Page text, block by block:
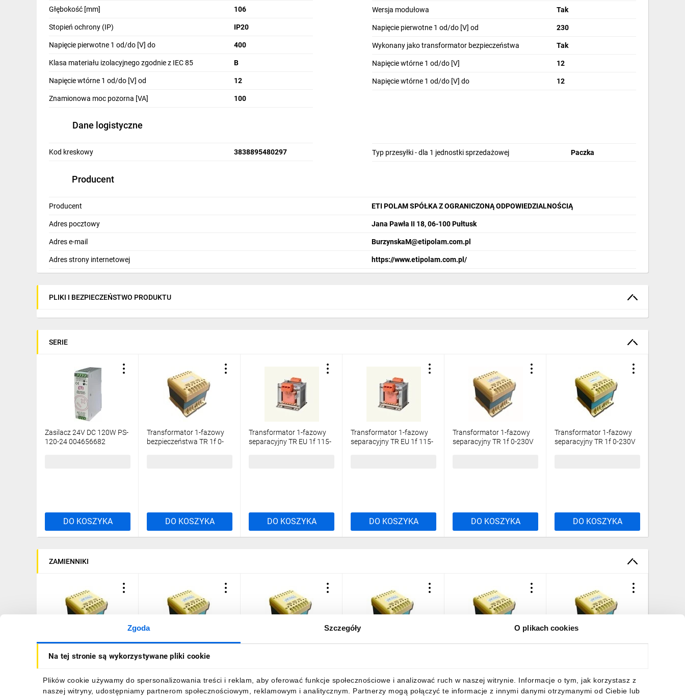
Zgoda Szczegóły O plikach cookies
Na tej stronie są wykorzystywane pliki cookie
Plików cookie używamy do spersonalizowania treści i reklam, aby oferować funkcje społecznościowe i analizować ruch w naszej witrynie. Informacje o tym, jak korzystasz z
naszej witryny, udostępniamy partnerom społecznościowym, reklamowym i analitycznym. Partnerzy mogą połączyć te informacje z innymi danymi otrzymanymi od Ciebie lub
Odzież ochronna i BHP
Inne
Budowa i Remont
Elektronika
Smart home
Wentylacja i rekuperacja
Głębokość [mm] 106
Stopień ochrony (IP) IP20
Napięcie pierwotne 1 od/do [V] do 400
Klasa materiału izolacyjnego zgodnie z IEC 85 B
Napięcie wtórne 1 od/do [V] od 12
Znamionowa moc pozorna [VA] 100
Wersja modułowa Tak
Napięcie pierwotne 1 od/do [V] od 230
Wykonany jako transformator bezpieczeństwa Tak
Napięcie wtórne 1 od/do [V] 12
Napięcie wtórne 1 od/do [V] do 12
Dane logistyczne
Kod kreskowy 3838895480297 Typ przesyłki - dla 1 jednostki sprzedażowej Paczka
Producent
Producent ETI POLAM SPÓŁKA Z OGRANICZONĄ ODPOWIEDZIALNOŚCIĄ
Adres pocztowy Jana Pawła II 18, 06-100 Pułtusk
Adres e-mail BurzynskaM@etipolam.com.pl
Adres strony internetowej https://www.etipolam.com.pl/
PLIKI I BEZPIECZEŃSTWO PRODUKTU
SERIE
Zasilacz 24V DC 120W PS-
120-24 004656682
DO KOSZYKA
Transformator 1-fazowy
bezpieczeństwa TR 1f 0-
DO KOSZYKA
Transformator 1-fazowy
separacyjny TR EU 1f 115-
DO KOSZYKA
Transformator 1-fazowy
separacyjny TR EU 1f 115-
DO KOSZYKA
Transformator 1-fazowy
separacyjny TR 1f 0-230V
DO KOSZYKA
Transformator 1-fazowy
separacyjny TR 1f 0-230V
DO KOSZYKA
ZAMIENNIKI
Transformator 1-fazowy
bezpieczeństwa TR 1f 0-
249,11 zł brutto
Transformator 1-fazowy
bezpieczeństwa TR 1f 0-
220,22 złbrutto
003801818
434,20 złbrutto 451,87 złbrutto 397,03 złbrutto
003801819
490,22 zł brutto